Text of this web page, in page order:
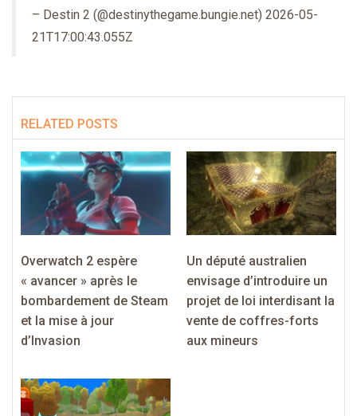
– Destin 2 (@destinythegame.bungie.net) 2026-05-
21T17:00:43.055Z
RELATED POSTS
Overwatch 2 espère
« avancer » après le
bombardement de Steam
et la mise à jour
d’Invasion
Un député australien
envisage d’introduire un
projet de loi interdisant la
vente de coffres-forts
aux mineurs